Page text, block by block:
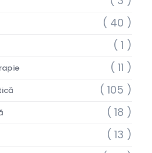
( 40 )
( 1 )
( 11 )
( 105 )
( 18 )
( 13 )